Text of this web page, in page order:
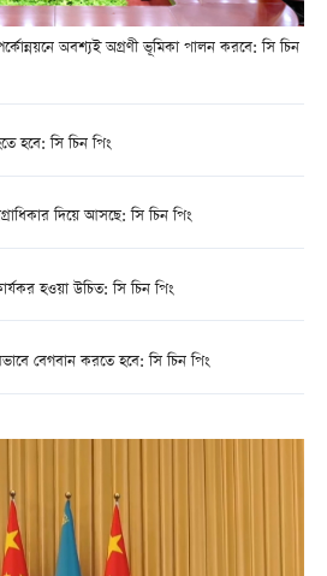
অবশ্যই অগ্রণী ভূমিকা পালন করবে: সি চিন
হবে: সি চিন পিং
দিয়ে আসছে: সি চিন পিং
হওয়া উচিত: সি চিন পিং
বেগবান করতে হবে: সি চিন পিং